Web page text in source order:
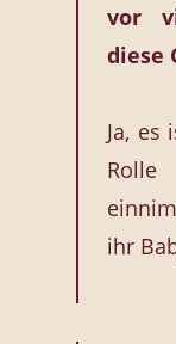
vor
diese
Ja, es
ihr